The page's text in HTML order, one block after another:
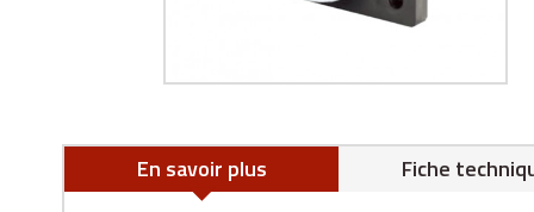
En savoir plus Fiche